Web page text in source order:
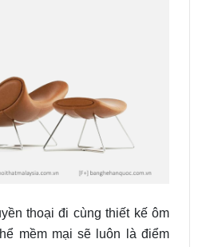
thoại đi cùng thiết kế ôm
mềm mại sẽ luôn là điểm